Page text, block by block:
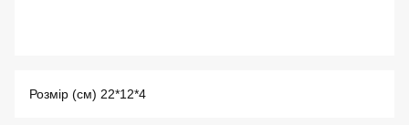
Розмір (см) 22*12*4